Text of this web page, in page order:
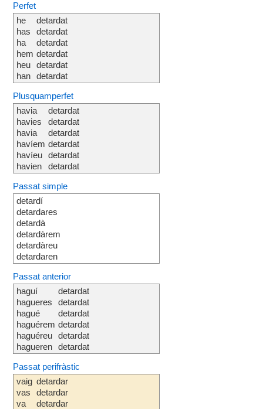
Perfet
he
has
ha
hem
heu
han
detardat
detardat
detardat
detardat
detardat
detardat
Plusquamperfet
havia
havies
havia
havíem
havíeu
havien
detardat
detardat
detardat
detardat
detardat
detardat
Passat simple
detardí
detardares
detardà
detardàrem
detardàreu
detardaren
Passat anterior
haguí
hagueres
hagué
haguérem
haguéreu
hagueren
detardat
detardat
detardat
detardat
detardat
detardat
Passat perifràstic
vaig
vas
va
detardar
detardar
detardar